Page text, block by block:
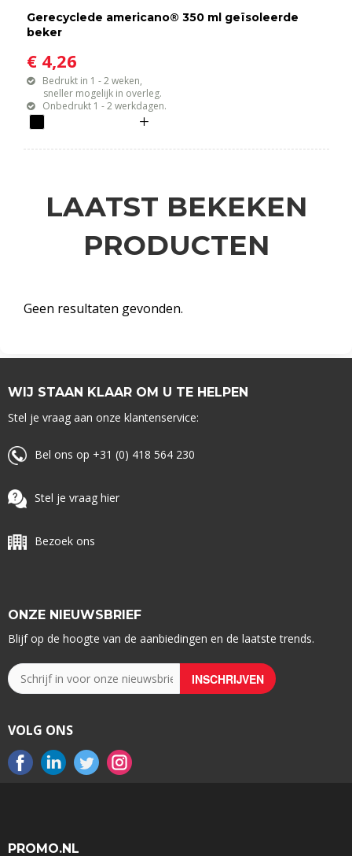
Gerecyclede americano® 350 ml geïsoleerde
beker
€ 4,26
Bedrukt in 1 - 2 weken,
sneller mogelijk in overleg.
Onbedrukt 1 - 2 werkdagen.
LAATST BEKEKEN
PRODUCTEN
Geen resultaten gevonden.
WIJ STAAN KLAAR OM U TE HELPEN
Stel je vraag aan onze klantenservice:
Bel ons op +31 (0) 418 564 230
Stel je vraag hier
Bezoek ons
ONZE NIEUWSBRIEF
Blijf op de hoogte van de aanbiedingen en de laatste trends.
VOLG ONS
PROMO.NL